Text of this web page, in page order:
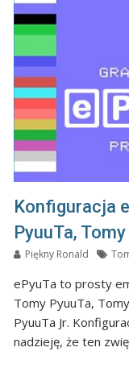
Konfiguracja
PyuuTa,
Piękny Ronald
ePyuTa to prosty
Tomy PyuuTa,
PyuuTa Jr.
nadzieję, że ten